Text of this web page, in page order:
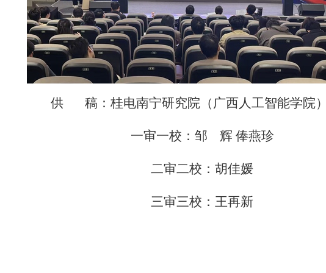
供 稿：桂电南宁研究院（广西人工智能学院
一审一校：邹 辉 俸燕珍
二审二校：胡佳媛
三审三校：王再新